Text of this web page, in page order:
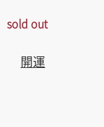
sold out